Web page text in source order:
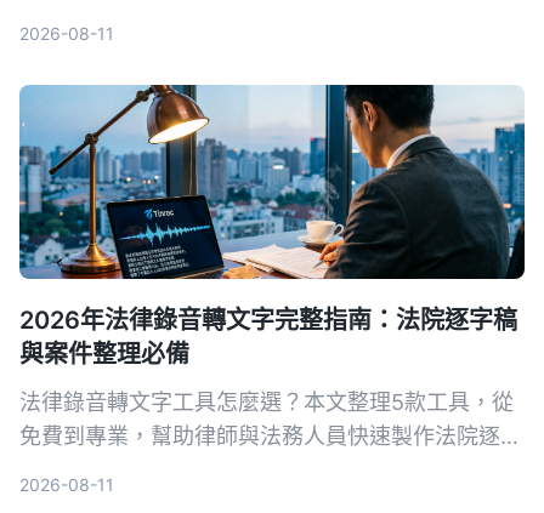
2026-08-11
2026年法律錄音轉文字完整指南：法院逐字稿
與案件整理必備
法律錄音轉文字工具怎麼選？本文整理5款工具，從
免費到專業，幫助律師與法務人員快速製作法院逐字
2026-08-11